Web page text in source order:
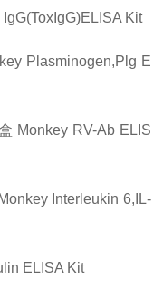
IgG(ToxIgG)ELISA Kit
Plasminogen,Plg E
Monkey RV-Ab ELIS
Monkey Interleukin 6,IL-
ELISA Kit